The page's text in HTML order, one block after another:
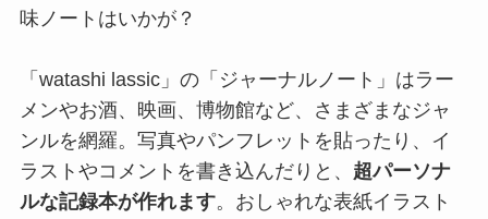
味ノートはいかが？
「watashi lassic」の「ジャーナルノート」はラー
メンやお酒、映画、博物館など、さまざまなジャ
ンルを網羅。写真やパンフレットを貼ったり、イ
ラストやコメントを書き込んだりと、 超パーソナ
ルな記録本が作れます。おしゃれな表紙イラスト